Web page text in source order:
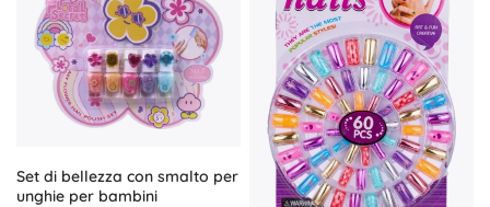
Set di bellezza con smalto per
unghie per bambini